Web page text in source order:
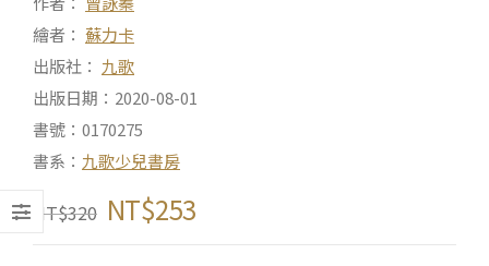
繪者： 蘇力卡
出版社： 九歌
出版日期：2020-08-01
書號：0170275
書系： 九歌少兒書房
NT$320 NT$253